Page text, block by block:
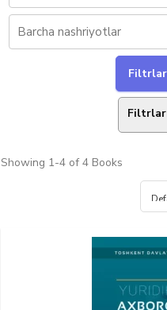
Showing 1-4 of 4 Books